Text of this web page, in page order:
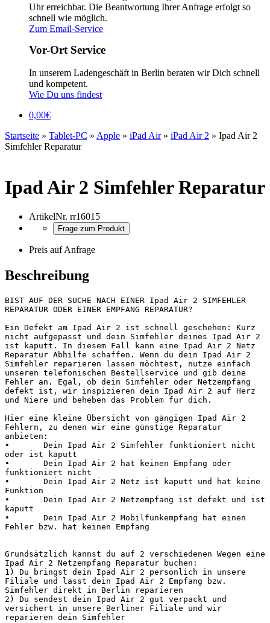
Uhr erreichbar. Die Beantwortung Ihrer Anfrage erfolgt so
schnell wie möglich.
Zum Email-Service
Vor-Ort Service
In unserem Ladengeschäft in Berlin beraten wir Dich schnell
und kompetent.
Wie Du uns findest
0,00€
Startseite » Tablet-PC » Apple » iPad Air» iPad Air 2 » Ipad Air 2
Simfehler Reparatur
Ipad Air 2 Simfehler Reparatur
ArtikelNr. rr16015
Frage zum Produkt
Preis auf Anfrage
Beschreibung
BIST AUF DER SUCHE NACH EINER Ipad Air 2 SIMFEHLER
REPARATUR ODER EINER EMPFANG REPARATUR?
Ein Defekt am Ipad Air 2 ist schnell geschehen: Kurz
nicht aufgepasst und dein Simfehler deines Ipad Air 2
ist kaputt. In diesem Fall kann eine Ipad Air 2 Netz
Reparatur Abhilfe schaffen. Wenn du dein Ipad Air 2
Simfehler reparieren lassen möchtest, nutze einfach
unseren telefonischen Bestellservice und gib deine
Fehler an. Egal, ob dein Simfehler oder Netzempfang
defekt ist, wir inspizieren dein Ipad Air 2 auf Herz
und Niere und beheben das Problem für dich.
Hier eine kleine Übersicht von gängigen Ipad Air 2
Fehlern, zu denen wir eine günstige Reparatur
anbieten:
•	Dein Ipad Air 2 Simfehler funktioniert nicht
oder ist kaputt
•	Dein Ipad Air 2 hat keinen Empfang oder
funktioniert nicht
•	Dein Ipad Air 2 Netz ist kaputt und hat keine
Funktion
•	Dein Ipad Air 2 Netzempfang ist defekt und ist
kaputt
•	Dein Ipad Air 2 Mobilfunkempfang hat einen
Fehler bzw. hat keinen Empfang
Grundsätzlich kannst du auf 2 verschiedenen Wegen eine
Ipad Air 2 Netzempfang Reparatur buchen:
1) Du bringst dein Ipad Air 2 persönlich in unsere
Filiale und lässt dein Ipad Air 2 Empfang bzw.
Simfehler direkt in Berlin reparieren
2) Du sendest dein Ipad Air 2 gut verpackt und
versichert in unsere Berliner Filiale und wir
reparieren dein Simfehler